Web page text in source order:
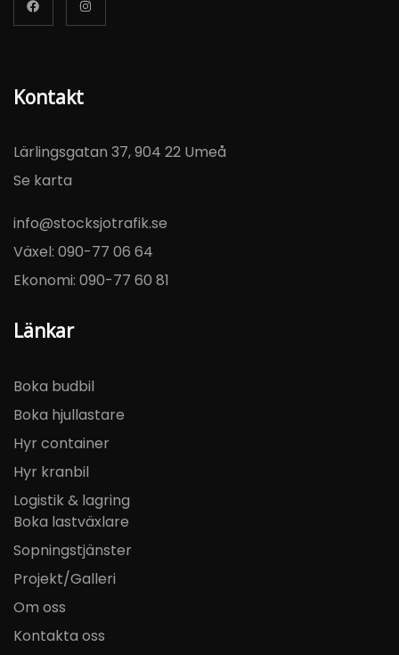
Kontakt
Lärlingsgatan 37, 904 22 Umeå
Se karta
info@stocksjotrafik.se
Växel: 090-77 06 64
Ekonomi: 090-77 60 81
Länkar
Boka budbil
Boka hjullastare
Hyr container
Hyr kranbil
Logistik & lagring
Boka lastväxlare
Sopningstjänster
Projekt/Galleri
Om oss
Kontakta oss